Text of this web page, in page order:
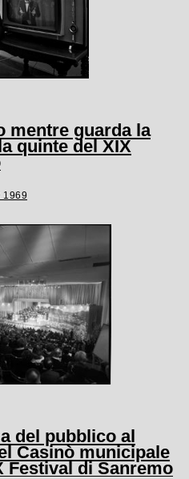
mentre guarda la
quinte del XIX
1969
del pubblico al
Casinò municipale
Festival di Sanremo